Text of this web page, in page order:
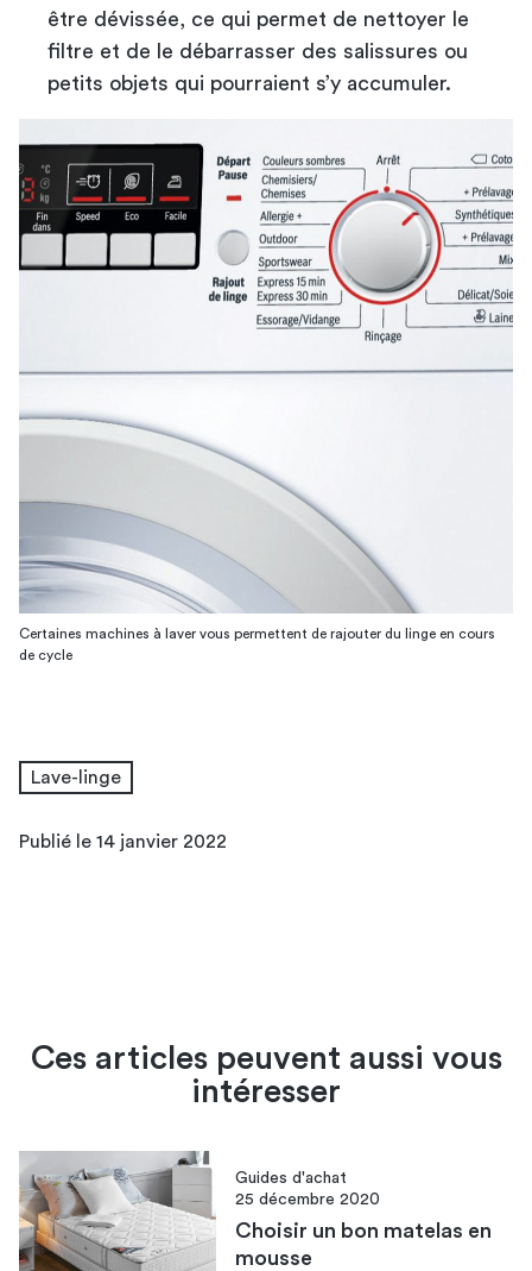
Certaines machines à laver vous permettent de rajouter du linge en cours
de cycle
être dévissée, ce qui permet de nettoyer le
filtre et de le débarrasser des salissures ou
petits objets qui pourraient s’y accumuler.
Lave-linge
Publié le 14 janvier 2022
Ces articles peuvent aussi vous
intéresser
Guides d'achat
25 décembre 2020
Choisir un bon matelas en
mousse